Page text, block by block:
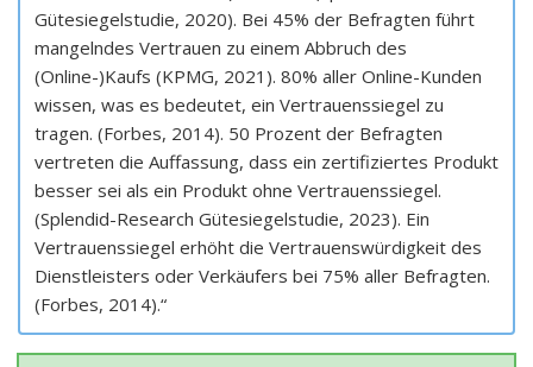
Gütesiegelstudie, 2020). Bei 45% der Befragten führt
mangelndes Vertrauen zu einem Abbruch des
(Online-)Kaufs (KPMG, 2021). 80% aller Online-Kunden
wissen, was es bedeutet, ein Vertrauenssiegel zu
tragen. (Forbes, 2014). 50 Prozent der Befragten
vertreten die Auffassung, dass ein zertifiziertes Produkt
besser sei als ein Produkt ohne Vertrauenssiegel.
(Splendid-Research Gütesiegelstudie, 2023). Ein
Vertrauenssiegel erhöht die Vertrauenswürdigkeit des
Dienstleisters oder Verkäufers bei 75% aller Befragten.
(Forbes, 2014).“